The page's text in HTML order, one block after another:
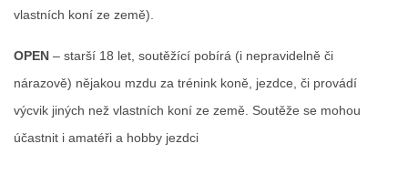
vlastních koní ze země).
OPEN – starší 18 let, soutěžící pobírá (i nepravidelně či
nárazově) nějakou mzdu za trénink koně, jezdce, či provádí
výcvik jiných než vlastních koní ze země. Soutěže se mohou
účastnit i amatéři a hobby jezdci